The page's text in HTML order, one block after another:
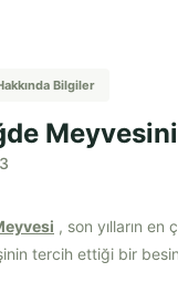
Bilgiler
, son yılların
tercih ettiği bir